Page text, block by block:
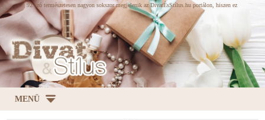
92 szó természetesen nagyon sokszor megjelenik az DivatÉsStílus.hu portálon, hiszen ez
egy stílus és divat magazin. Öltözködési tanácsok alkatnak és életkornak megfelelően. A
szócikkek folyamatosan frissülnek, ezen szócikk frissülési dátuma 2014.03.12.
MENÜ